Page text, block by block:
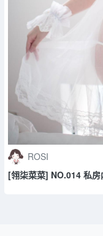
ROSI
[翎柒菜菜] NO.014 私房